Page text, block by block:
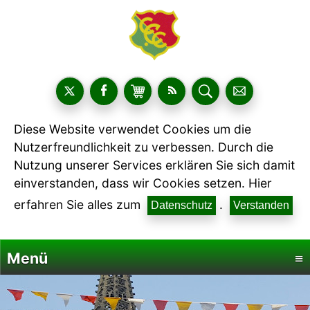
Diese Website verwendet Cookies um die
Nutzerfreundlichkeit zu verbessen. Durch die
Nutzung unserer Services erklären Sie sich damit
einverstanden, dass wir Cookies setzen. Hier
erfahren Sie alles zum
Datenschutz . Verstanden
Menü ≡
Startseite